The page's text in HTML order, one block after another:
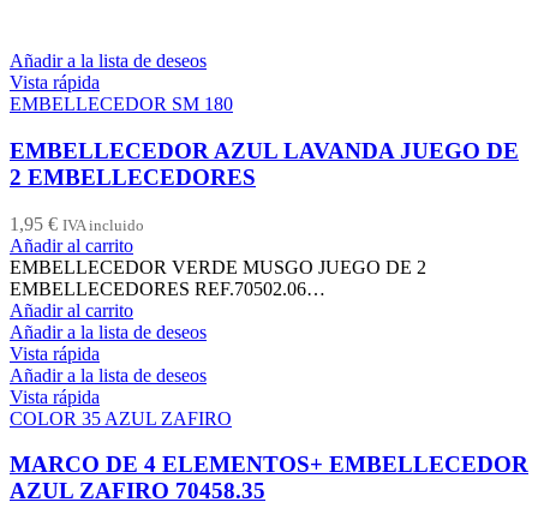
Añadir a la lista de deseos
Vista rápida
EMBELLECEDOR SM 180
EMBELLECEDOR AZUL LAVANDA JUEGO DE
2 EMBELLECEDORES
1,95 € IVA incluido
Añadir al carrito
EMBELLECEDOR VERDE MUSGO JUEGO DE 2
EMBELLECEDORES REF.70502.06…
Añadir al carrito
Añadir a la lista de deseos
Vista rápida
Añadir a la lista de deseos
Vista rápida
COLOR 35 AZUL ZAFIRO
MARCO DE 4 ELEMENTOS+ EMBELLECEDOR
AZUL ZAFIRO 70458.35